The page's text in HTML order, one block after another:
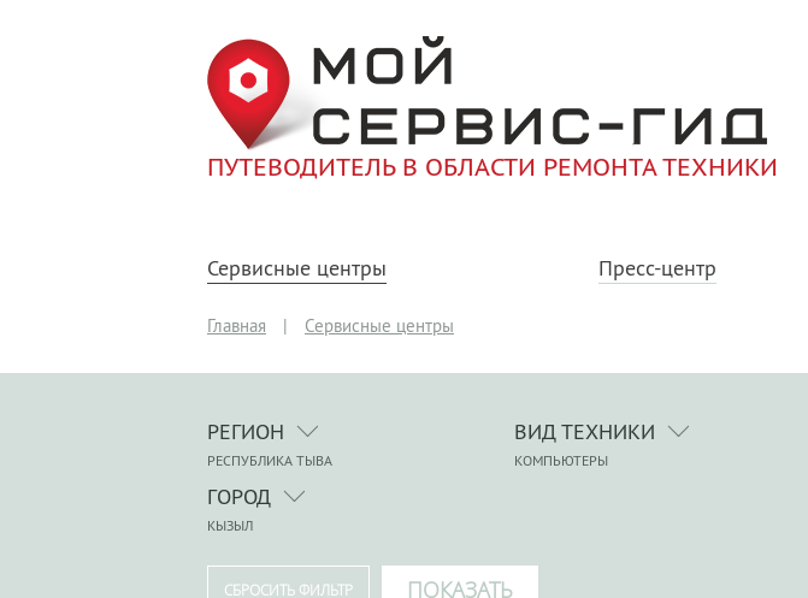
ПУТЕВОДИТЕЛЬ В ОБЛАСТИ РЕМОНТА ТЕХНИКИ
Сервисные центры Пресс-центр
Главная | Сервисные центры
РЕГИОН
РЕСПУБЛИКА ТЫВА
ВИД ТЕХНИКИ
КОМПЬЮТЕРЫ
ГОРОД
КЫЗЫЛ